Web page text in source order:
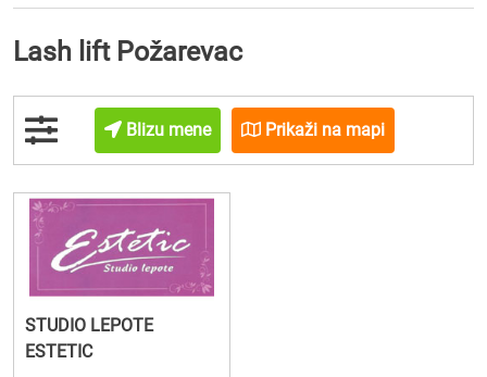
Lash lift Požarevac
Blizu mene Prikaži na mapi
STUDIO LEPOTE
ESTETIC